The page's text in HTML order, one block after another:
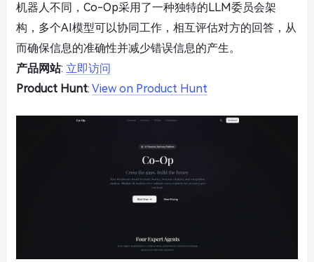
机器人不同，Co-Op采用了一种独特的LLM委员会架
构，多个AI模型可以协同工作，相互评估对方的回答，从
而确保信息的准确性并减少错误信息的产生。
产品网站: 立即访问
Product Hunt: View on Product Hunt